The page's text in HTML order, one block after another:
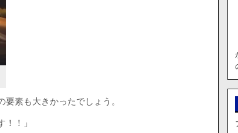
素も大きかったでしょう。
！！」